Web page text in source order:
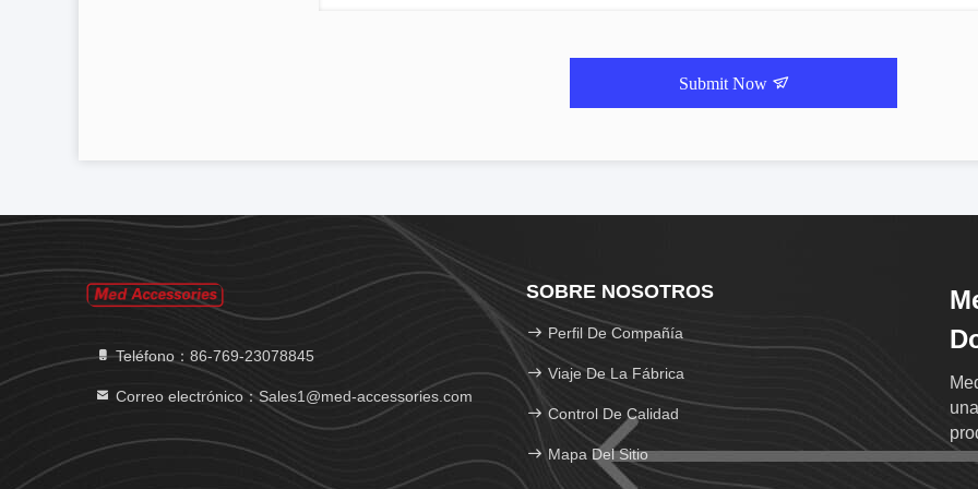
Submit Now
Teléfono：86-769-23078845
Correo electrónico：Sales1@med-accessories.com
SOBRE NOSOTROS
Perfil De Compañía
Viaje De La Fábrica
Control De Calidad
Mapa Del Sitio